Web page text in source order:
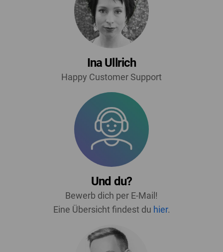
Ina Ullrich
Happy Customer Support
Und du?
Bewerb dich per E-Mail!
Eine Übersicht findest du hier.